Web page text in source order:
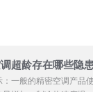
超龄存在哪些隐
：一般的精密空调产品